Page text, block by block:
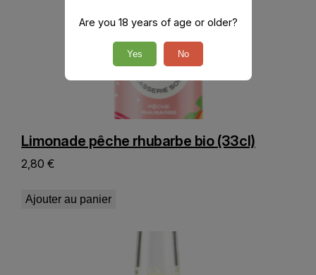
Limonade pêche rhubarbe bio (33cl)
2,80€
Ajouter au panier
Are you 18 years of age or older?
Yes No